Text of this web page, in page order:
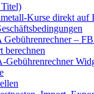
Kurse direkt auf
Gebührenrechner –
berechnen
Gebührenrechner